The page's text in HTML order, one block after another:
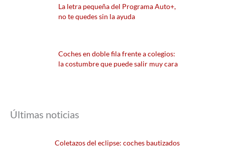
La letra pequeña del Programa Auto+,
no te quedes sin la ayuda
Coches en doble fila frente a colegios:
la costumbre que puede salir muy cara
Últimas noticias
Coletazos del eclipse: coches bautizados